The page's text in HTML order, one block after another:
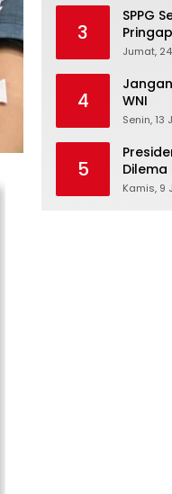
3
SPPG
di
Jumat,
4
WNI
Senin, 13
5
Dilema
Kamis, 9